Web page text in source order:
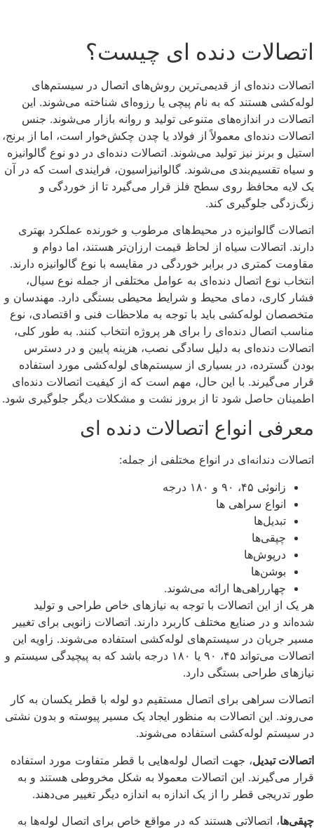
اتصالات دنده ای چیست؟
اتصالات دنده‌ای از قدیمی‌ترین روش‌های اتصال در سیستم‌های
لوله‌کشی هستند که به نام پیچی یا رزوه‌ای شناخته می‌شوند. این
اتصالات در اندازه‌های متنوعی تولید و روانه بازار می‌شوند. جنس
اتصالات دنده‌ای معمولاً از فولاد یا چدن چکش‌خوار است، اما از برنج،
استیل و برنز نیز تولید می‌شوند. اتصالات دنده‌ای در دو نوع گالوانیزه
و سیاه تقسیم‌بندی می‌شوند. گالوانیزاسیون، فرایندی است که در آن
یک لایه محافظ روی سطح فلز قرار می‌گیرد تا از خوردگی و
زنگ‌زدگی جلوگیری کند.
اتصالات گالوانیزه در محیط‌های مرطوب و خورنده عملکرد بهتری
دارند. اتصالات سیاه از لحاظ قیمت ارزان‌تر هستند، اما دوام و
مقاومت کمتری در برابر خوردگی در مقایسه با نوع گالوانیزه دارند.
انتخاب نوع اتصال دنده‌ای به عوامل مختلفی از جمله نوع سیال،
فشار کاری، دمای محیط و شرایط محیطی بستگی دارد. مهندسان و
متخصصان لوله‌کشی باید با توجه به ملاحظات فنی و اقتصادی، نوع
مناسب اتصال دنده‌ای را برای هر پروژه انتخاب کنند. به طور کلی،
اتصالات دنده‌ای به دلیل سادگی نصب، هزینه پایین و در دسترس
بودن گسترده، در بسیاری از سیستم‌های لوله‌کشی مورد استفاده
قرار می‌گیرند. با این حال، مهم است که از کیفیت اتصالات دنده‌ای
اطمینان حاصل شود تا از بروز نشت و مشکلات دیگر جلوگیری شود.
معرفی انواع اتصالات دنده ای
اتصالات دندانه‌ای در انواع مختلفی از جمله:
زانوئی ۴۵، ۹۰ و ۱۸۰ درجه
انواع سراهی ها
تبدیل‌ها
چپقی‌ها
درپوش‌ها
بوشن‌ها
چهارراهی‌ها ارائه می‌شوند.
هر یک از این اتصالات با توجه به نیازهای خاص طراحی و تولید
شده‌اند و در صنایع مختلف کاربرد دارند. اتصالات زانویی برای تغییر
مسیر جریان در سیستم‌های لوله‌کشی استفاده می‌شوند. زاویه این
اتصالات می‌تواند ۴۵، ۹۰ یا ۱۸۰ درجه باشد که به پیچیدگی سیستم و
نیازهای طراحی بستگی دارد.
اتصالات سراهی برای اتصال مستقیم دو لوله با قطر یکسان به کار
می‌روند. این اتصالات به منظور ایجاد یک مسیر پیوسته و بدون نشتی
در سیستم لوله‌کشی استفاده می‌شوند.
اتصالات تبدیل، جهت اتصال لوله‌هایی با قطر متفاوت مورد استفاده
قرار می‌گیرند. این اتصالات معمولا به شکل مخروطی هستند و به
طور تدریجی قطر را از یک اندازه به اندازه دیگر تغییر می‌دهند.
چپقی‌ها، اتصالاتی هستند که در مواقع خاص برای اتصال لوله‌ها به